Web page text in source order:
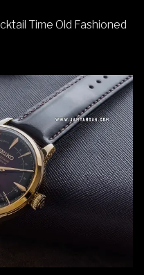
Time Old Fashioned